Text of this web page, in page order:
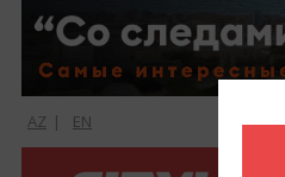
AZ | EN